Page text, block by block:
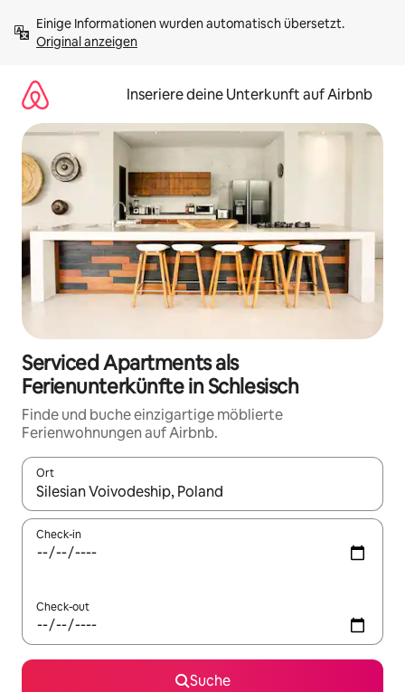
Inhalten
springenOriginal anzeigen
Inseriere deine Unterkunft auf Airbnb
Serviced Apartments als
Ferienunterkünfte in Schlesisch
Finde und buche einzigartige möblierte
Ferienwohnungen auf Airbnb.
Ort
Wenn Ergebnisse verfügbar sind, navigiere mit den
Check-in
Check-out
Suche